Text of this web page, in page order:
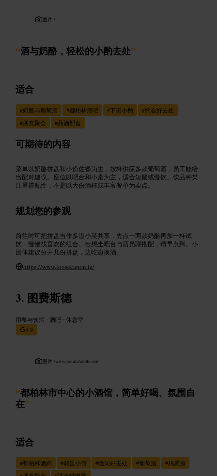
图片 /
“酒与奶酪，轻松的小酌去处”
适合
#奶酪与葡萄酒 #都柏林酒吧 #下班小酌 #约会好去处
#朋友聚会 #品酒配盘
可期待的内容
菜单以奶酪拼盘和小份佐餐为主，按杯供应多款葡萄酒，员工能给
出配对建议。座位以吧台和小桌为主，适合短聚或慢饮。饮品种类
注重搭配性，不是以大份酒杯或丰富餐单为卖点。
规划您的参观
前往时可把拼盘当作多道小菜共享，先点一两款奶酪再加一杯试
饮，慢慢找喜欢的组合。若想坐吧台与店员聊搭配，请早点到。小
团体建议分开几份拼盘，边吃边换酒。
https://www.loosecanon.ie/
图费斯德
用餐与饮酒 •酒吧 •休息室
4.9
图片 /www.pointahotels.com
“都柏林市中心的小酒馆，简单好喝、氛围自
在”
适合
#都柏林酒廊 #邻里小馆 #晚间好去处 #葡萄酒 #鸡尾酒